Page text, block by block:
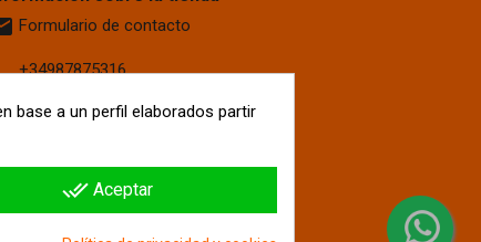
Formulario de contacto
+34987875316
Calle La Fontanilla, 6
base a un perfil elaborados partir
done_all Aceptar